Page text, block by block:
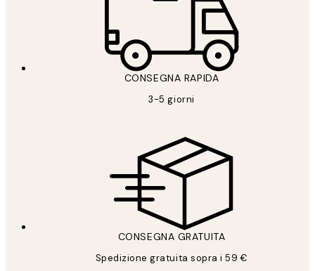
CONSEGNA RAPIDA
3-5 giorni
CONSEGNA GRATUITA
Spedizione gratuita sopra i 59 €